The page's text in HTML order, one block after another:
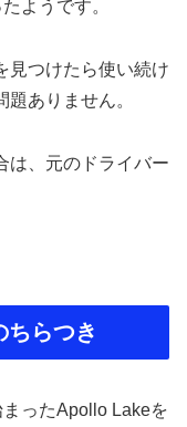
ようです。
見つけたら使い続け
ありません。
は、元のドライバー
らつき
ったApollo Lakeを